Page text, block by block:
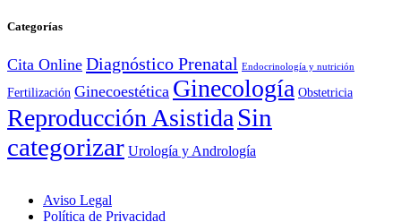
Categorías
Cita Online Diagnóstico Prenatal Endocrinología y nutrición
Fertilización Ginecoestética Ginecología Obstetricia
Reproducción Asistida Sin
categorizar Urología y Andrología
Aviso Legal
Política de Privacidad